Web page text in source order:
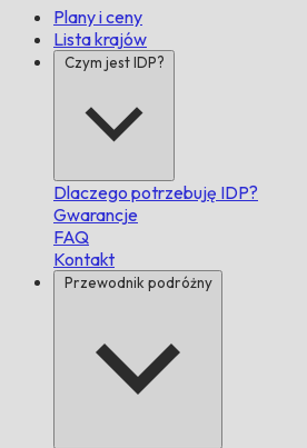
Plany i ceny
Lista krajów
Czym jest IDP?
Dlaczego potrzebuję IDP?
Gwarancje
FAQ
Kontakt
Przewodnik podróżny